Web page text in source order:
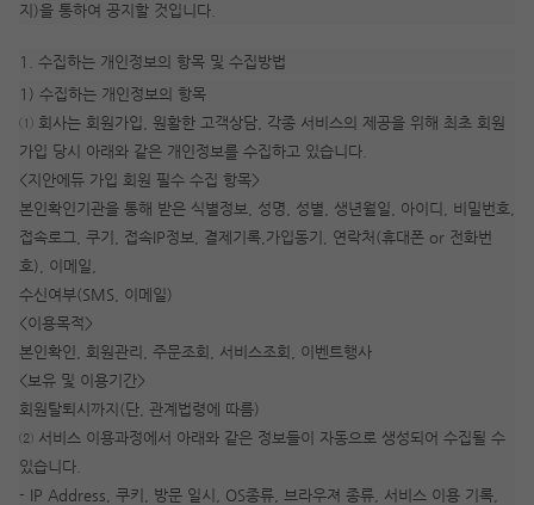
시 수강일 3일 자동 연장! 실기 87% 적중 신화 정
지)을 통하여 공지할 것입니다.
1. 수집하는 개인정보의 항목 및 수집방법
1) 수집하는 개인정보의 항목
① 회사는 회원가입, 원활한 고객상담, 각종 서비스의 제공을 위해 최초 회원
가입 당시 아래와 같은 개인정보를 수집하고 있습니다.
<지안에듀 가입 회원 필수 수집 항목>
본인확인기관을 통해 받은 식별정보, 성명, 성별, 생년월일, 아이디, 비밀번호,
접속로그, 쿠기, 접속IP정보, 결제기록,가입동기, 연락처(휴대폰 or 전화번
호), 이메일,
수신여부(SMS, 이메일)
<이용목적>
본인확인, 회원관리, 주문조회, 서비스조회, 이벤트행사
<보유 및 이용기간>
회원탈퇴시까지(단, 관계법령에 따름)
② 서비스 이용과정에서 아래와 같은 정보들이 자동으로 생성되어 수집될 수
있습니다.
- IP Address, 쿠키, 방문 일시, OS종류, 브라우져 종류, 서비스 이용 기록,